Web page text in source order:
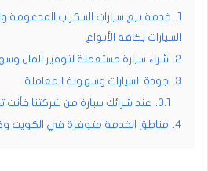
خدمة بيع سيارات السكراب المدعومة
السيارات بكافة الأنواع
2.
شراء سيارة مستعملة لتوفير المال
3.
جودة السيارات وسهولة المعاملة
3.1.
عند شرائك سيارة من شركتنا
4.
مناطق الخدمة متوفرة في الكويت